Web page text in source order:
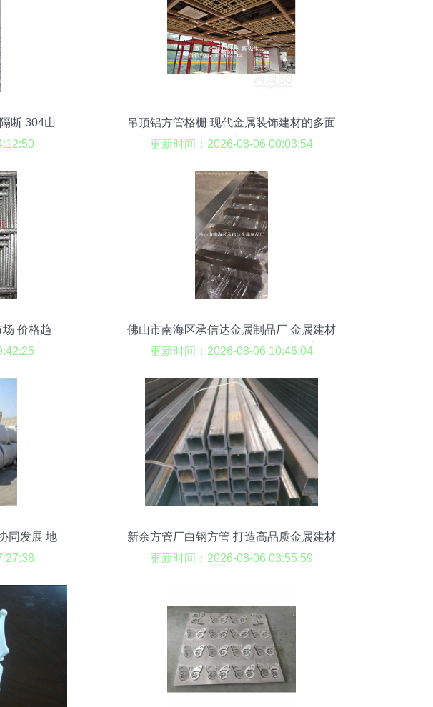
断 304山
吊顶铝方管格栅 现代金属装饰建材的多面
手
更新时间：2026-08-06 00:03:54
价格趋
集成房屋
佛山市南海区承信达金属制品厂 金属建材
热卖促销，品质与价格的双重优势
更新时间：2026-08-06 10:46:04
同发展 地
新余方管厂白钢方管 打造高品质金属建材
的领军者
更新时间：2026-08-06 03:55:59